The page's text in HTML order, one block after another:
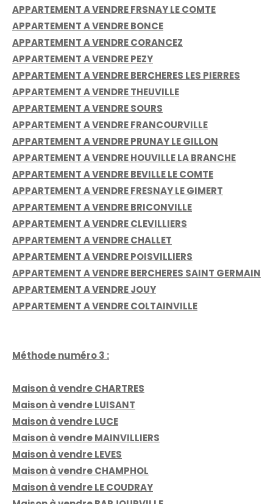
APPARTEMENT A VENDRE FRSNAY LE COMTE
APPARTEMENT A VENDRE BONCE
APPARTEMENT A VENDRE CORANCEZ
APPARTEMENT A VENDRE PEZY
APPARTEMENT A VENDRE BERCHERES LES PIERRES
APPARTEMENT A VENDRE THEUVILLE
APPARTEMENT A VENDRE SOURS
APPARTEMENT A VENDRE FRANCOURVILLE
APPARTEMENT A VENDRE PRUNAY LE GILLON
APPARTEMENT A VENDRE HOUVILLE LA BRANCHE
APPARTEMENT A VENDRE BEVILLE LE COMTE
APPARTEMENT A VENDRE FRESNAY LE GIMERT
APPARTEMENT A VENDRE BRICONVILLE
APPARTEMENT A VENDRE CLEVILLIERS
APPARTEMENT A VENDRE CHALLET
APPARTEMENT A VENDRE POISVILLIERS
APPARTEMENT A VENDRE BERCHERES SAINT GERMAIN
APPARTEMENT A VENDRE JOUY
APPARTEMENT A VENDRE COLTAINVILLE
Méthode numéro 3 :
Maison à vendre CHARTRES
Maison à vendre LUISANT
Maison à vendre LUCE
Maison à vendre MAINVILLIERS
Maison à vendre LEVES
Maison à vendre CHAMPHOL
Maison à vendre LE COUDRAY